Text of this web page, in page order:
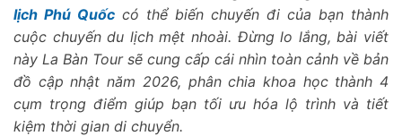
lịch Phú Quốc có thể biến chuyến đi của bạn thành
cuộc chuyến du lịch mệt nhoài. Đừng lo lắng, bài viết
này La Bàn Tour sẽ cung cấp cái nhìn toàn cảnh về bản
đồ cập nhật năm 2026, phân chia khoa học thành 4
cụm trọng điểm giúp bạn tối ưu hóa lộ trình và tiết
kiệm thời gian di chuyển.